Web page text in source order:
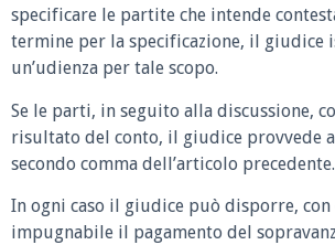
specificare le partite che intende
termine per la specificazione, il giudice
un’udienza per tale scopo.
Se le parti, in seguito alla discussione,
risultato del conto, il giudice provvede
secondo comma dell’articolo precedente.
In ogni caso il giudice può disporre, con
impugnabile il pagamento del